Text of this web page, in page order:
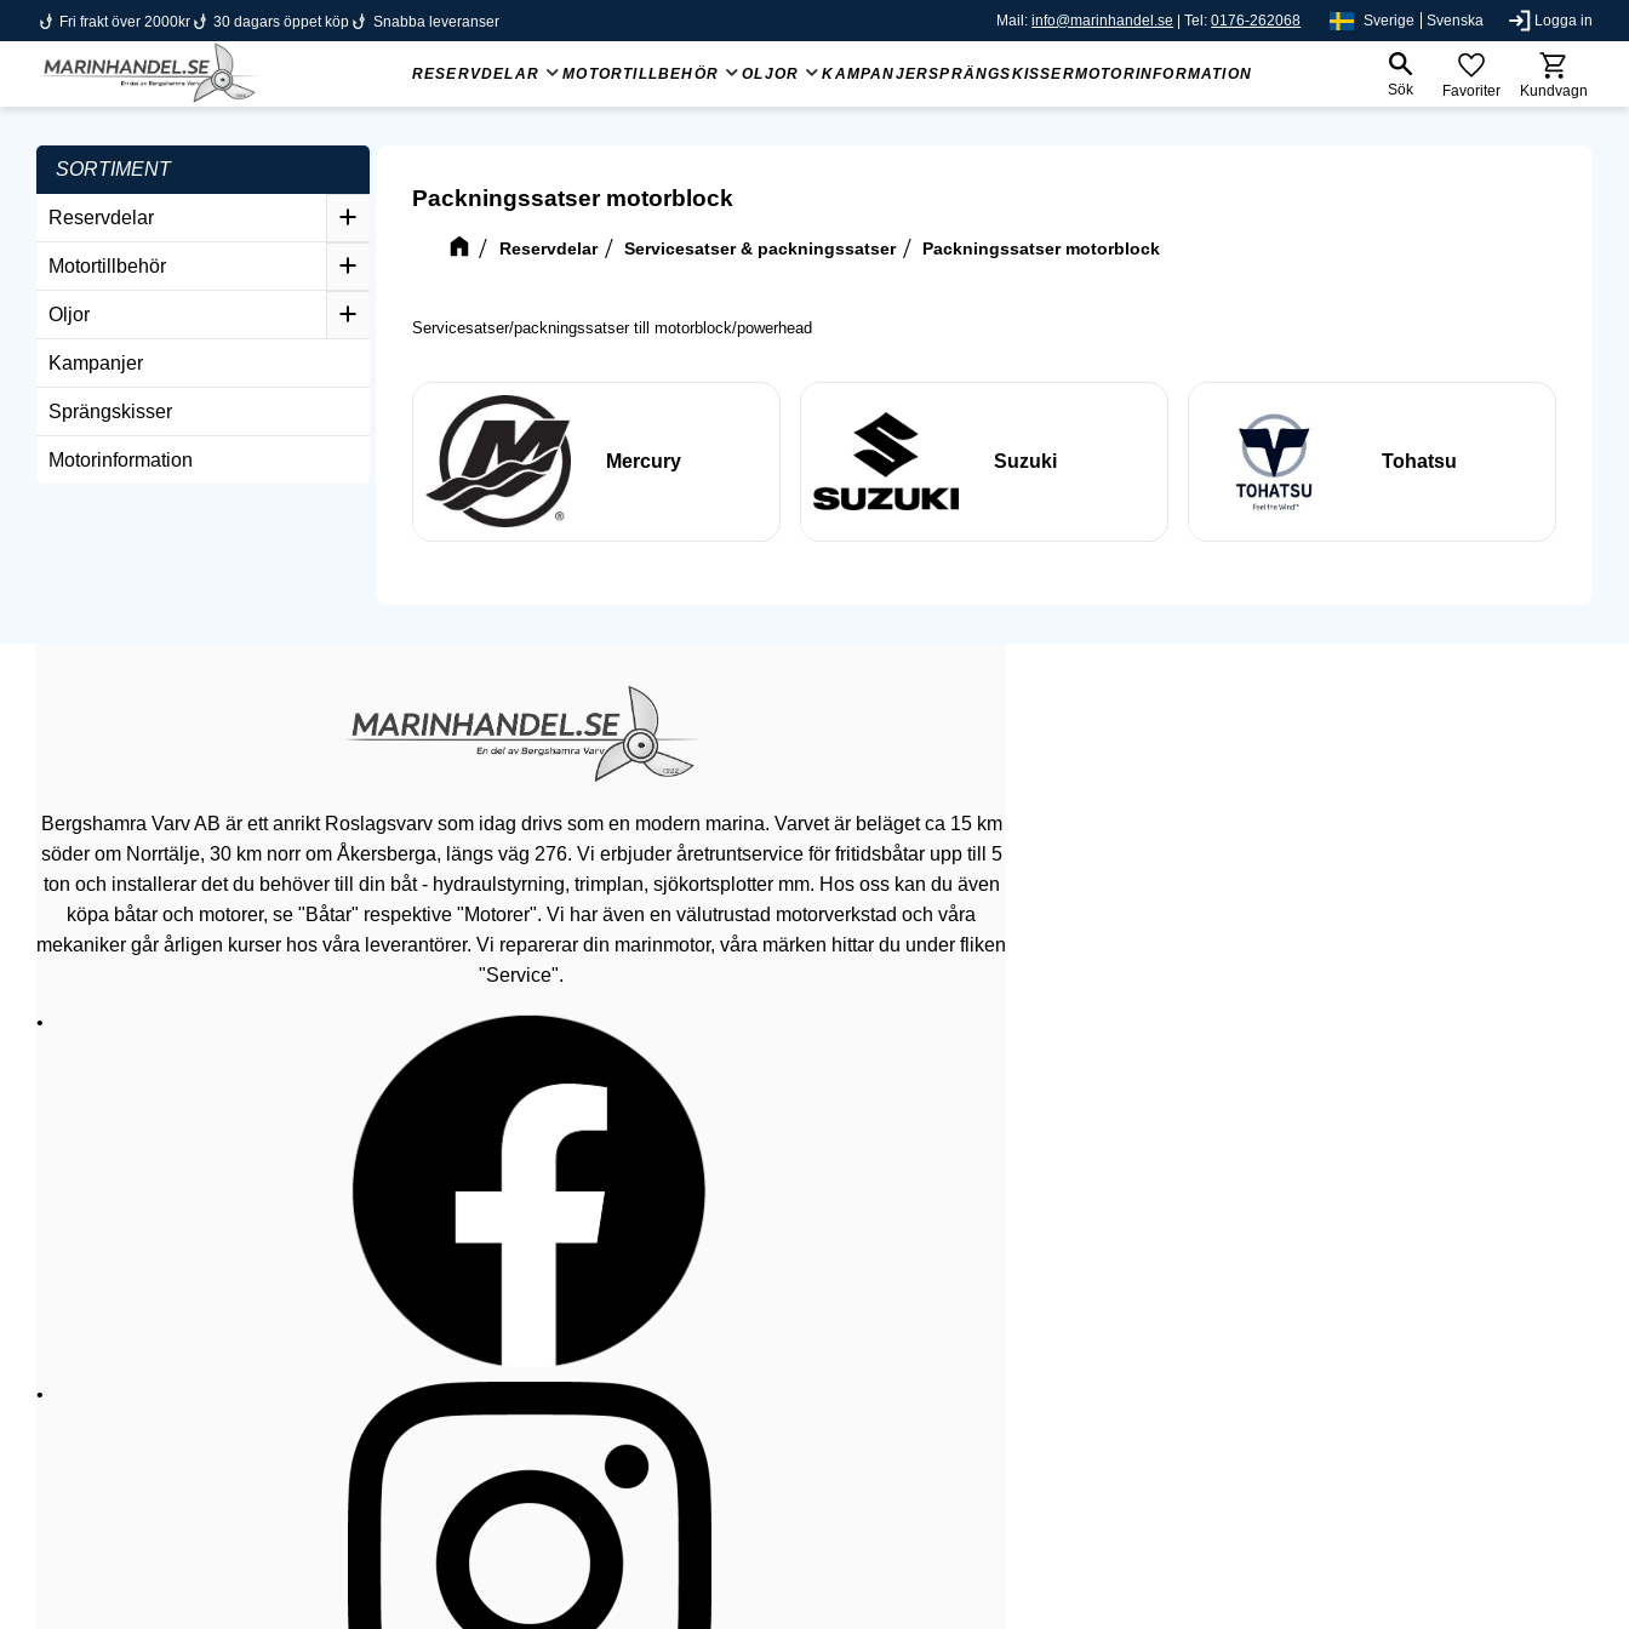
phishing Fri frakt över 2000kr phishing 30 dagars öppet köp phishing Snabba leveranser Mail:info@marinhandel.se | Tel:0176-262068 Sverige Svenska Logga in
RESERVDELAR MOTORTILLBEHÖR OLJOR KAMPANJERSPRÄNGSKISSERMOTORINFORMATION
Sök
Favoriter Kundvagn
Packningssatser motorblock
Reservdelar Servicesatser & packningssatser Packningssatser motorblock
Servicesatser/packningssatser till motorblock/powerhead
Mercury Suzuki Tohatsu
SORTIMENT
Reservdelar
Motortillbehör
Oljor
Kampanjer
Sprängskisser
Motorinformation
Bergshamra Varv AB är ett anrikt Roslagsvarv som idag drivs som en modern marina. Varvet är beläget ca 15 km
söder om Norrtälje, 30 km norr om Åkersberga, längs väg 276. Vi erbjuder åretruntservice för fritidsbåtar upp till 5
ton och installerar det du behöver till din båt - hydraulstyrning, trimplan, sjökortsplotter mm. Hos oss kan du även
köpa båtar och motorer, se "Båtar" respektive "Motorer". Vi har även en välutrustad motorverkstad och våra
mekaniker går årligen kurser hos våra leverantörer. Vi reparerar din marinmotor, våra märken hittar du under fliken
"Service".